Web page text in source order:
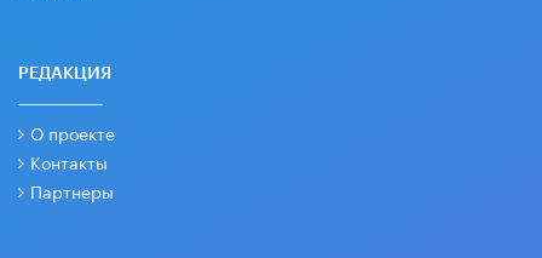
РЕДАКЦИЯ
О проекте
Контакты
Партнеры